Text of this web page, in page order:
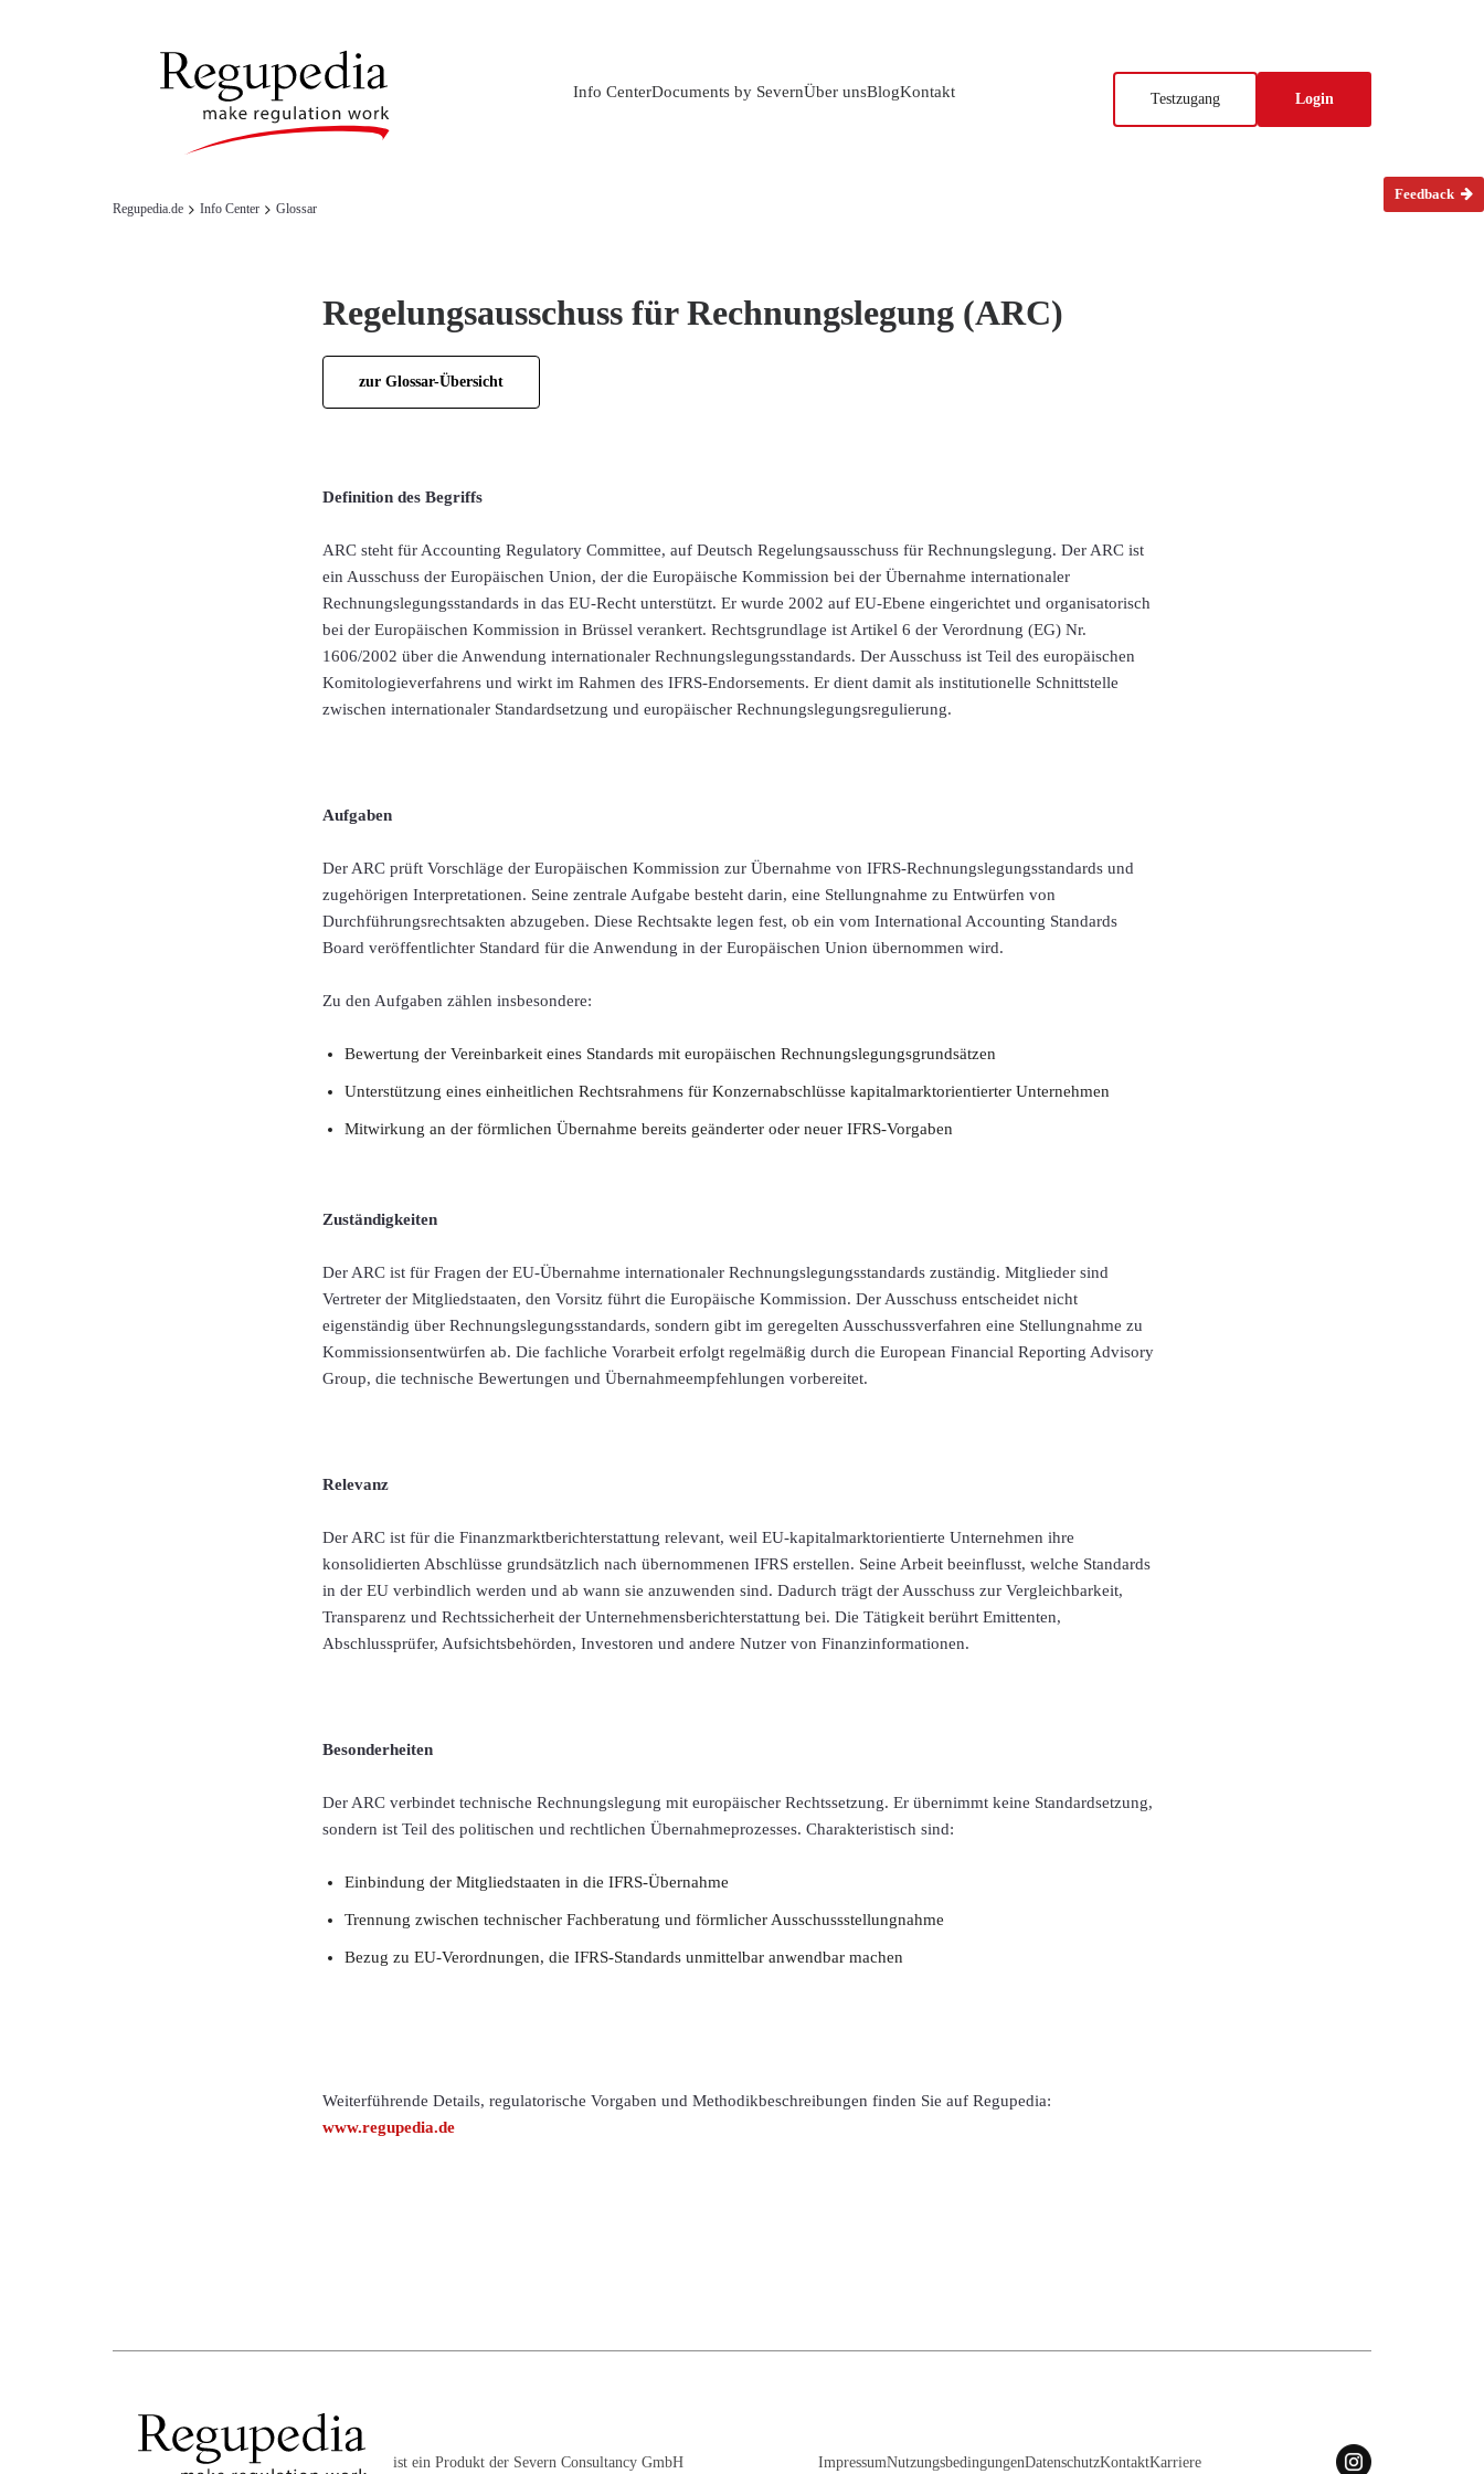
Testzugang Login
Info CenterDocuments by SevernÜber unsBlogKontakt
Regupedia.de Info Center Glossar
Feedback
Regelungsausschuss für Rechnungslegung (ARC)
zur Glossar-Übersicht
Definition des Begriffs
ARC steht für Accounting Regulatory Committee, auf Deutsch Regelungsausschuss für Rechnungslegung. Der ARC ist
ein Ausschuss der Europäischen Union, der die Europäische Kommission bei der Übernahme internationaler
Rechnungslegungsstandards in das EU-Recht unterstützt. Er wurde 2002 auf EU-Ebene eingerichtet und organisatorisch
bei der Europäischen Kommission in Brüssel verankert. Rechtsgrundlage ist Artikel 6 der Verordnung (EG) Nr.
1606/2002 über die Anwendung internationaler Rechnungslegungsstandards. Der Ausschuss ist Teil des europäischen
Komitologieverfahrens und wirkt im Rahmen des IFRS-Endorsements. Er dient damit als institutionelle Schnittstelle
zwischen internationaler Standardsetzung und europäischer Rechnungslegungsregulierung.
Aufgaben
Der ARC prüft Vorschläge der Europäischen Kommission zur Übernahme von IFRS-Rechnungslegungsstandards und
zugehörigen Interpretationen. Seine zentrale Aufgabe besteht darin, eine Stellungnahme zu Entwürfen von
Durchführungsrechtsakten abzugeben. Diese Rechtsakte legen fest, ob ein vom International Accounting Standards
Board veröffentlichter Standard für die Anwendung in der Europäischen Union übernommen wird.
Zu den Aufgaben zählen insbesondere:
Bewertung der Vereinbarkeit eines Standards mit europäischen Rechnungslegungsgrundsätzen
Unterstützung eines einheitlichen Rechtsrahmens für Konzernabschlüsse kapitalmarktorientierter Unternehmen
Mitwirkung an der förmlichen Übernahme bereits geänderter oder neuer IFRS-Vorgaben
Zuständigkeiten
Der ARC ist für Fragen der EU-Übernahme internationaler Rechnungslegungsstandards zuständig. Mitglieder sind
Vertreter der Mitgliedstaaten, den Vorsitz führt die Europäische Kommission. Der Ausschuss entscheidet nicht
eigenständig über Rechnungslegungsstandards, sondern gibt im geregelten Ausschussverfahren eine Stellungnahme zu
Kommissionsentwürfen ab. Die fachliche Vorarbeit erfolgt regelmäßig durch die European Financial Reporting Advisory
Group, die technische Bewertungen und Übernahmeempfehlungen vorbereitet.
Relevanz
Der ARC ist für die Finanzmarktberichterstattung relevant, weil EU-kapitalmarktorientierte Unternehmen ihre
konsolidierten Abschlüsse grundsätzlich nach übernommenen IFRS erstellen. Seine Arbeit beeinflusst, welche Standards
in der EU verbindlich werden und ab wann sie anzuwenden sind. Dadurch trägt der Ausschuss zur Vergleichbarkeit,
Transparenz und Rechtssicherheit der Unternehmensberichterstattung bei. Die Tätigkeit berührt Emittenten,
Abschlussprüfer, Aufsichtsbehörden, Investoren und andere Nutzer von Finanzinformationen.
Besonderheiten
Der ARC verbindet technische Rechnungslegung mit europäischer Rechtssetzung. Er übernimmt keine Standardsetzung,
sondern ist Teil des politischen und rechtlichen Übernahmeprozesses. Charakteristisch sind:
Einbindung der Mitgliedstaaten in die IFRS-Übernahme
Trennung zwischen technischer Fachberatung und förmlicher Ausschussstellungnahme
Bezug zu EU-Verordnungen, die IFRS-Standards unmittelbar anwendbar machen
Weiterführende Details, regulatorische Vorgaben und Methodikbeschreibungen finden Sie auf Regupedia:
www.regupedia.de
ist ein Produkt der Severn Consultancy GmbH ImpressumNutzungsbedingungenDatenschutzKontaktKarriere